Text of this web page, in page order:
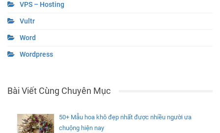
VPS – Hosting
Vultr
Word
Wordpress
Bài Viết Cùng Chuyên Mục
50+ Mẫu hoa khô đẹp nhất được nhiều người ưa
chuộng hiện nay